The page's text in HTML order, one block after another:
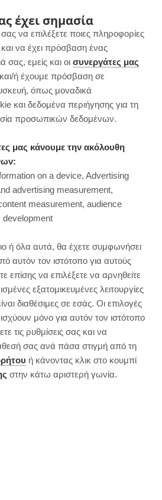
a
c
e
b
o
k
n
s
t
a
a
m
i
n
t
e
s
o
u
T
u
TAG
ΜΕ ΣΤΑΦΎΛΙ
ΧΩΡΙΣ ΖΑΧΑΡΗ
με σταφύλι του
| Χωρίς ζάχαρη
έχει σημασία
να επιλέξετε ποιες πληροφορίες
να έχει πρόσβαση ένας
σας, εμείς και οι συνεργάτες μας
ή έχουμε πρόσβαση σε
όπως μοναδικά
και δεδομένα περιήγησης για τη
προσωπικών δεδομένων.
μας κάνουμε την ακόλουθη
on a device, Advertising
advertising measurement,
measurement, audience
development
ή όλα αυτά, θα έχετε συμφωνήσει
αυτόν τον ιστότοπο για αυτούς
επίσης να επιλέξετε να αρνηθείτε
εξατομικευμένες λειτουργίες
διαθέσιμες σε εσάς. Οι επιλογές
μόνο για αυτόν τον ιστότοπο
τις ρυθμίσεις σας και να
σας ανά πάσα στιγμή από τη
ή κάνοντας κλικ στο κουμπί
στην κάτω αριστερή γωνία.